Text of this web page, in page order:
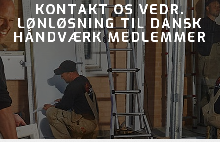
KONTAKT OS VEDR.
LØNLØSNING TIL DANSK
HÅNDVÆRK MEDLEMMER